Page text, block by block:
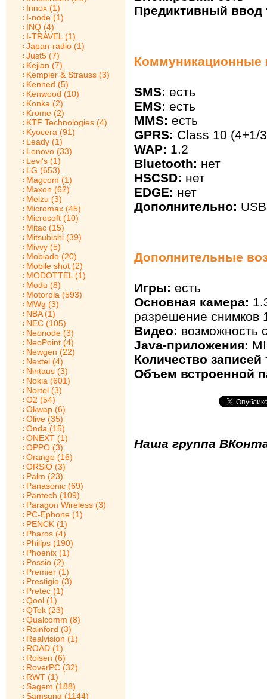
Innox (1)
I-node (1)
INQ (4)
I-TRAVEL (1)
Japan-radio (1)
Just5 (7)
Kejian (7)
Kempler & Strauss (3)
Kenned (5)
Kenwood (10)
Konka (2)
Krome (2)
KTF Technologies (4)
Kyocera (91)
Leady (1)
Lenovo (33)
Levi's (1)
LG (653)
Magcom (1)
Maxon (62)
Meizu (3)
Micromax (45)
Microsoft (10)
Mitac (15)
Mitsubishi (39)
Mivvy (5)
Mobiado (20)
Mobile shot (2)
MODOTTEL (1)
Modu (8)
Motorola (593)
MWg (3)
NBA (1)
NEC (105)
Neonode (3)
NeoPoint (4)
Newgen (22)
Nextel (4)
Nintaus (3)
Nokia (601)
Nortel (3)
O2 (54)
Okwap (6)
Olive (35)
Onda (15)
ONEXT (1)
OPPO (3)
Orange (16)
ORSiO (3)
Palm (23)
Panasonic (69)
Pantech (109)
Paragon Wireless (3)
PC-Ephone (1)
PENCK (1)
Pharos (4)
Philips (190)
Phoenix (1)
Possio (2)
Premier (1)
Prestigio (3)
Pretec (1)
Qool (1)
QTek (23)
Qualcomm (8)
Rainford (3)
Realvision (1)
ROAD (1)
Rolsen (6)
RoverPC (32)
RWT (1)
Sagem (188)
Samsung (1144)
Предиктивный ввод
Коммуникационные
SMS: есть
EMS: есть
MMS: есть
GPRS: Class 10 (4+1/
WAP: 1.2
Bluetooth: нет
HSCSD: нет
EDGE: нет
Дополнительно:
Дополнительные
Игры: есть
Основная камера:
разрешение снимков
Видео: возможность
Java-приложения:
Количество
Объем встроенной
Наша группа